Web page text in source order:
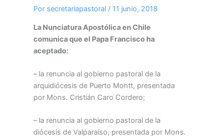
Por secretariapastoral / 11 junio, 2018
La Nunciatura Apostólica en Chile
comunica que el Papa Francisco ha
aceptado:
– la renuncia al gobierno pastoral de la
arquidiócesis de Puerto Montt, presentada
por Mons. Cristián Caro Cordero;
– la renuncia al gobierno pastoral de la
diócesis de Valparaíso, presentada por Mons.